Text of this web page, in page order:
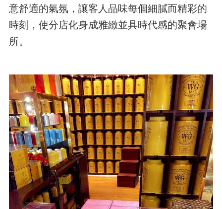
意舒適的氣氛，讓客人品味每個細膩而精彩的
時刻，使分店化身成雅緻並具時代感的聚會場
所。